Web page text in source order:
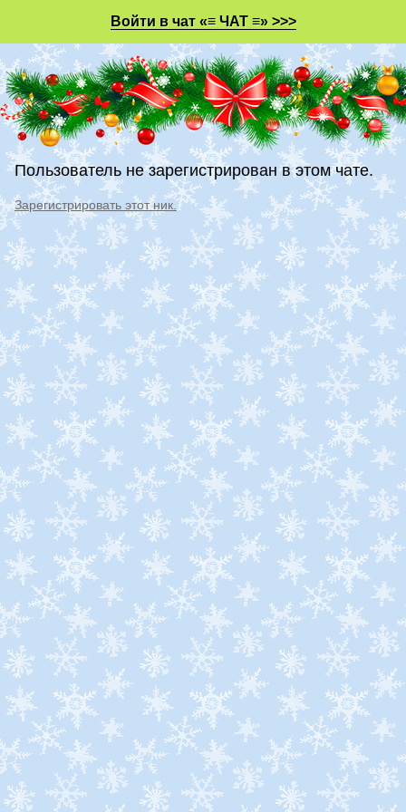
Войти в чат «≡ ЧАТ ≡» >>>
Пользователь не зарегистрирован в этом чате.
Зарегистрировать этот ник.